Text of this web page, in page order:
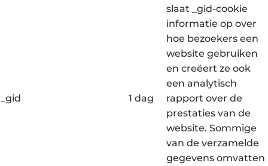
_gid 1 dag
slaat _gid-cookie
informatie op over
hoe bezoekers een
website gebruiken
en creëert ze ook
een analytisch
rapport over de
prestaties van de
website. Sommige
van de verzamelde
gegevens omvatten